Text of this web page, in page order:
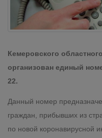
Кемеровского
организован единый
22.
Данный номер
граждан, прибывших из
по новой коронавирусной